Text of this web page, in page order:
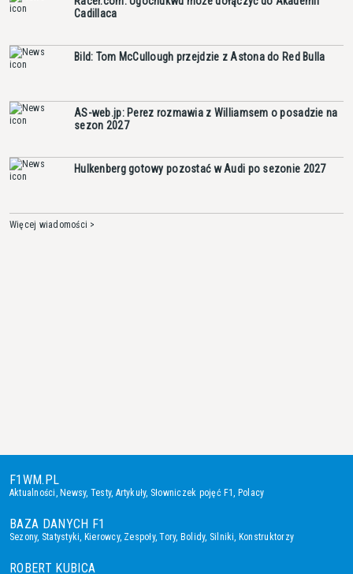
Cadillaca
Bild: Tom McCullough przejdzie z Astona do Red Bulla
AS-web.jp: Perez rozmawia z Williamsem o posadzie na
sezon 2027
Hulkenberg gotowy pozostać w Audi po sezonie 2027
Więcej wiadomości >
F1WM.PL
Aktualności,Newsy, Testy, Artykuły, Słowniczek pojęć F1, Polacy
BAZA DANYCH F1
Sezony, Statystyki, Kierowcy, Zespoły,Tory, Bolidy, Silniki, Konstruktorzy
ROBERT KUBICA